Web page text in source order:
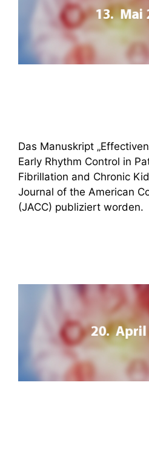
Das Manuskript
Early Rhythm Control in
Fibrillation and Chronic
Journal of the American
(JACC) publiziert worden.